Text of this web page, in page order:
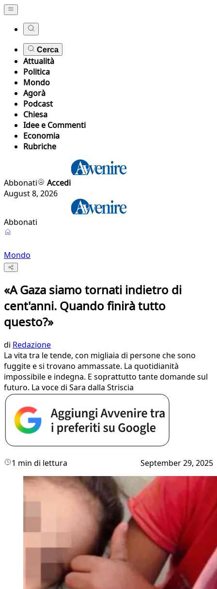
Cerca
Attualità
Politica
Mondo
Agorà
Podcast
Chiesa
Idee e Commenti
Economia
Rubriche
Abbonati
Accedi
August 8, 2026
Abbonati
Mondo
«A Gaza siamo tornati indietro di
cent'anni. Quando finirà tutto
questo?»
di Redazione
La vita tra le tende, con migliaia di persone che sono
fuggite e si trovano ammassate. La quotidianità
impossibile e indegna. E soprattutto tante domande sul
futuro. La voce di Sara dalla Striscia
1 min di lettura September 29, 2025